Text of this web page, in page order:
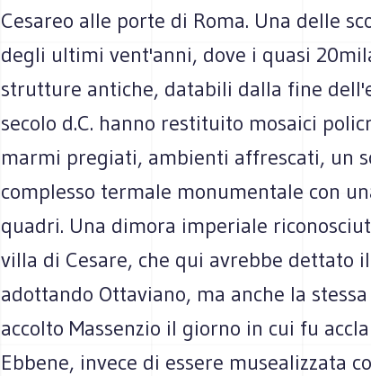
Cesareo alle porte di Roma. Una delle
degli ultimi vent'anni, dove i quasi
strutture antiche, databili dalla fine
secolo d.C. hanno restituito mosaici
marmi pregiati, ambienti affrescati, un
complesso termale monumentale con
quadri. Una dimora imperiale
villa di Cesare, che qui avrebbe dettato
adottando Ottaviano, ma anche la
accolto Massenzio il giorno in cui fu
Ebbene, invece di essere musealizzata